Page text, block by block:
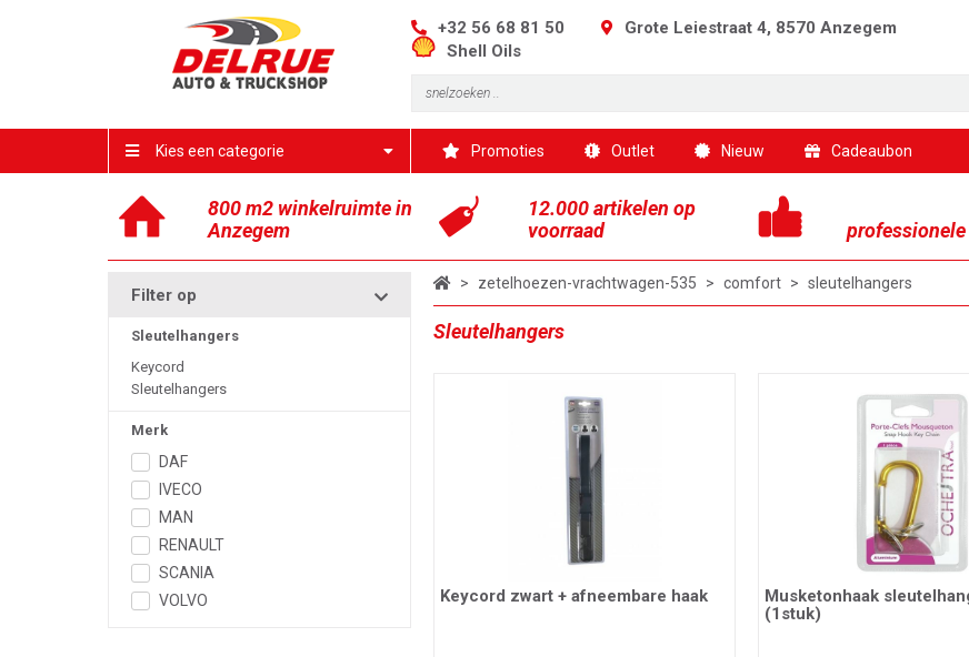
+32 56 68 81 50
Grote Leiestraat 4, 8570 Anzegem
Shell Oils
Kies een categorie Promoties Outlet Nieuw Cadeaubon
800 m2 winkelruimte in
Anzegem
12.000 artikelen op
voorraad
Filter op
Sleutelhangers
Keycord
Sleutelhangers
Merk
DAF
IVECO
MAN
RENAULT
SCANIA
VOLVO
> zetelhoezen-vrachtwagen-535 > comfort > sleutelhangers
Sleutelhangers
Keycord zwart + afneembare haak
Musketonhaak
(1stuk)